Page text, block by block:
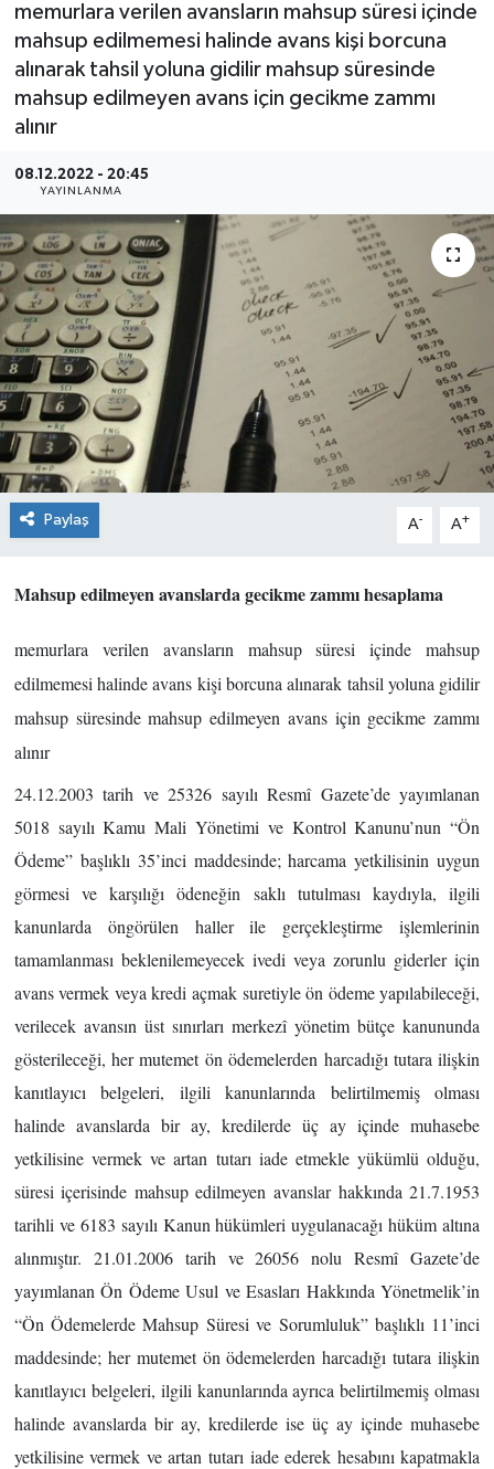
memurlara verilen avansların mahsup süresi içinde
mahsup edilmemesi halinde avans kişi borcuna
alınarak tahsil yoluna gidilir mahsup süresinde
mahsup edilmeyen avans için gecikme zammı
alınır
08.12.2022 - 20:45
YAYINLANMA
Paylaş A- A+
Mahsup edilmeyen avanslarda gecikme zammı hesaplama
memurlara verilen avansların mahsup süresi içinde mahsup
edilmemesi halinde avans kişi borcuna alınarak tahsil yoluna gidilir
mahsup süresinde mahsup edilmeyen avans için gecikme zammı
alınır
24.12.2003 tarih ve 25326 sayılı Resmî Gazete’de yayımlanan
5018 sayılı Kamu Mali Yönetimi ve Kontrol Kanunu’nun “Ön
Ödeme” başlıklı 35’inci maddesinde; harcama yetkilisinin uygun
görmesi ve karşılığı ödeneğin saklı tutulması kaydıyla, ilgili
kanunlarda öngörülen haller ile gerçekleştirme işlemlerinin
tamamlanması beklenilemeyecek ivedi veya zorunlu giderler için
avans vermek veya kredi açmak suretiyle ön ödeme yapılabileceği,
verilecek avansın üst sınırları merkezî yönetim bütçe kanununda
gösterileceği, her mutemet ön ödemelerden harcadığı tutara ilişkin
kanıtlayıcı belgeleri, ilgili kanunlarında belirtilmemiş olması
halinde avanslarda bir ay, kredilerde üç ay içinde muhasebe
yetkilisine vermek ve artan tutarı iade etmekle yükümlü olduğu,
süresi içerisinde mahsup edilmeyen avanslar hakkında 21.7.1953
tarihli ve 6183 sayılı Kanun hükümleri uygulanacağı hüküm altına
alınmıştır. 21.01.2006 tarih ve 26056 nolu Resmî Gazete’de
yayımlanan Ön Ödeme Usul ve Esasları Hakkında Yönetmelik’in
“Ön Ödemelerde Mahsup Süresi ve Sorumluluk” başlıklı 11’inci
maddesinde; her mutemet ön ödemelerden harcadığı tutara ilişkin
kanıtlayıcı belgeleri, ilgili kanunlarında ayrıca belirtilmemiş olması
halinde avanslarda bir ay, kredilerde ise üç ay içinde muhasebe
yetkilisine vermek ve artan tutarı iade ederek hesabını kapatmakla